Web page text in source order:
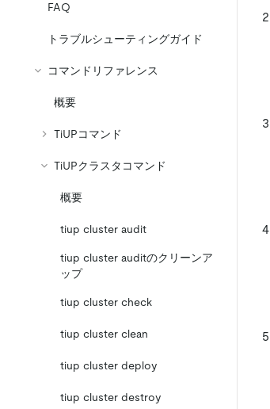
FAQ
トラブルシューティングガイド
コマンドリファレンス
概要
TiUPコマンド
TiUPクラスタコマンド
概要
tiup cluster audit
tiup cluster auditのクリーンア
ップ
tiup cluster check
tiup cluster clean
tiup cluster deploy
tiup cluster destroy